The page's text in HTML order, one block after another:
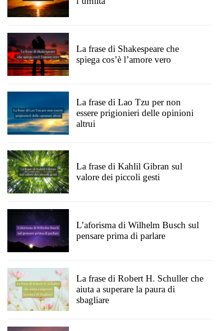
La frase di Shakespeare che
spiega cos’è l’amore vero
La frase di Lao Tzu per non
essere prigionieri delle opinioni
altrui
La frase di Kahlil Gibran sul
valore dei piccoli gesti
L’aforisma di Wilhelm Busch sul
pensare prima di parlare
La frase di Robert H. Schuller che
aiuta a superare la paura di
sbagliare